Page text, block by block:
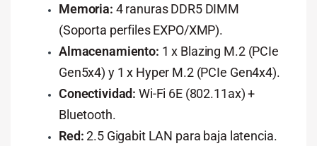
Memoria: 4 ranuras DDR5 DIMM
(Soporta perfiles EXPO/XMP).
Almacenamiento: 1 x Blazing M.2 (PCIe
Gen5x4) y 1 x Hyper M.2 (PCIe Gen4x4).
Conectividad: Wi-Fi 6E (802.11ax) +
Bluetooth.
Red:2.5 Gigabit LAN para baja latencia.